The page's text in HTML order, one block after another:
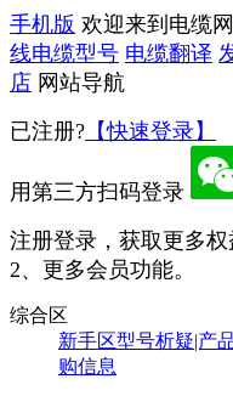
手机版 欢迎来到电缆网
线电缆型号 电缆翻译
店 网站导航
已注册? 【快速登录】
用第三方扫码登录
注册登录，获取更多权
2、更多会员功能。
综合区
新手区型号析疑|产
购信息